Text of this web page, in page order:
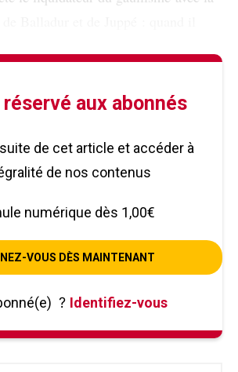
aux abonnés
de cet article et accéder à
de nos contenus
numérique dès 1,00€
VOUS DÈS MAINTENANT
? Identifiez-vous